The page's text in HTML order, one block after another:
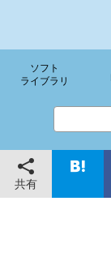
ソフト
ライブラリ
共有